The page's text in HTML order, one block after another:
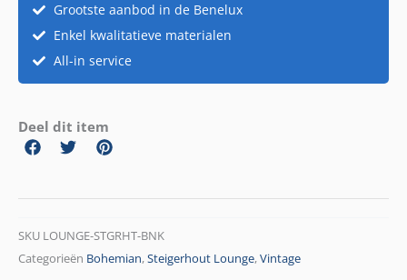
Grootste aanbod in de Benelux
Enkel kwalitatieve materialen
All-in service
Deel dit item
SKU LOUNGE-STGRHT-BNK
Categorieën Bohemian,Steigerhout Lounge,Vintage